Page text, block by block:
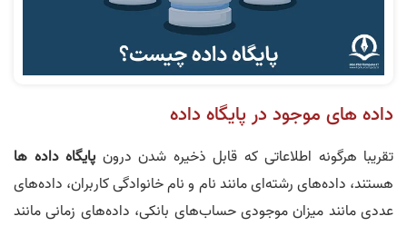
داده های موجود در پایگاه داده
تقریبا هرگونه اطلاعاتی که قابل ذخیره شدن درون پایگاه داده ها
هستند، داده‌های رشته‌ای مانند نام و نام خانوادگی کاربران، داده‌های
عددی مانند میزان موجودی حساب‌های بانکی، داده‌های زمانی مانند